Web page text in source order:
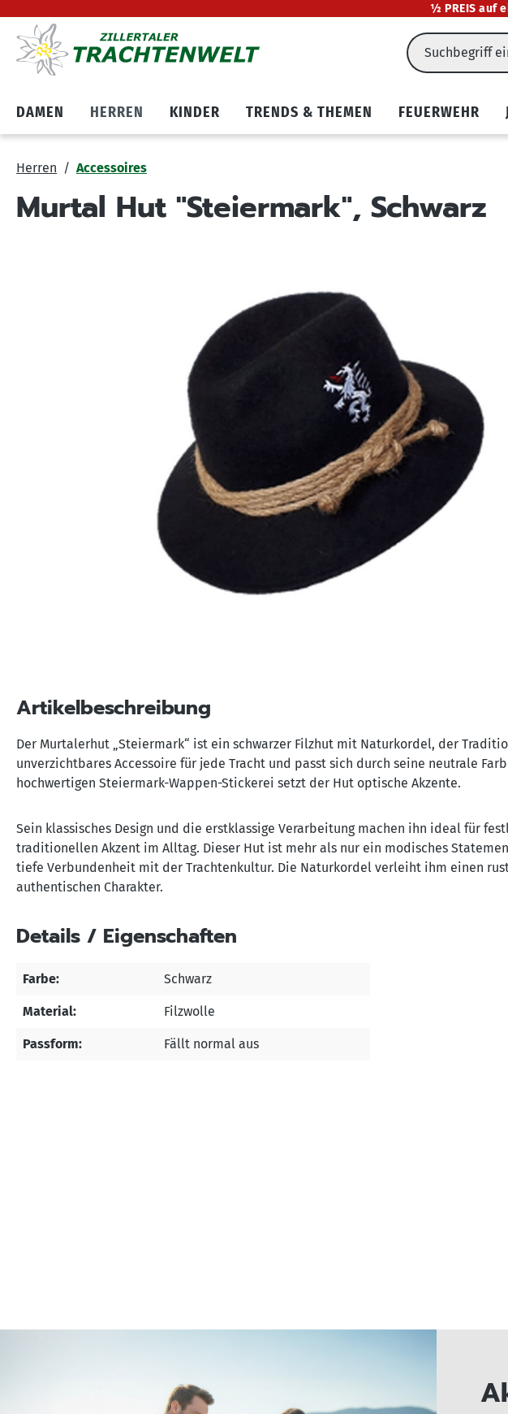
springen Zum Cookie Banner springen
½ PREIS auf
DAMEN HERREN KINDER TRENDS & THEMEN FEUERWEHR
Herren Accessoires
Murtal Hut "Steiermark", Schwarz
Artikelbeschreibung
Der Murtalerhut „Steiermark“ ist ein schwarzer Filzhut mit Naturkordel, der
unverzichtbares Accessoire für jede Tracht und passt sich durch seine neutrale
hochwertigen Steiermark-Wappen-Stickerei setzt der Hut optische Akzente.
Sein klassisches Design und die erstklassige Verarbeitung machen ihn ideal für
traditionellen Akzent im Alltag. Dieser Hut ist mehr als nur ein modisches
tiefe Verbundenheit mit der Trachtenkultur. Die Naturkordel verleiht ihm einen
authentischen Charakter.
Details / Eigenschaften
Farbe: Schwarz
Material: Filzwolle
Passform: Fällt normal aus